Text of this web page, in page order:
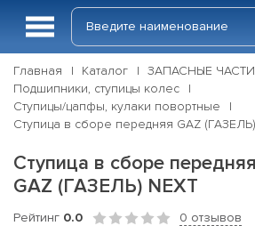
Главная Каталог
ЗАПАСНЫЕ ЧАСТИ
Подшипники, ступицы колес
Ступицы/цапфы, кулаки повортные
Ступица в сборе передняя GAZ
Ступица в сборе передняя
GAZ (ГАЗЕЛЬ) NEXT
Рейтинг 0.0 0 отзывов